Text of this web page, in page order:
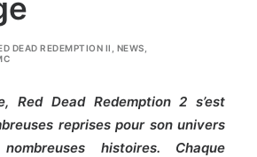
DEAD REDEMPTION II NEWS
Red Dead Redemption 2 s’est
reprises pour son univers
histoires. Chaque